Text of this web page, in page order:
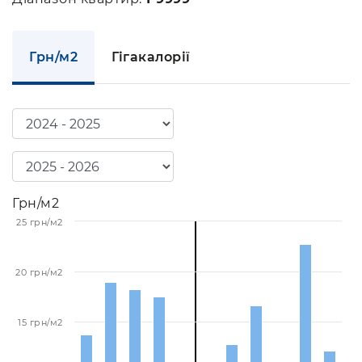
Грн/м2 Гігакалорії
Грн/м2
15 грн/м2
20 грн/м2
25 грн/м2